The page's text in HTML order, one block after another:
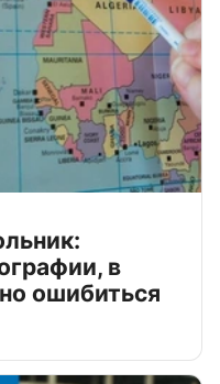
в
ошибиться